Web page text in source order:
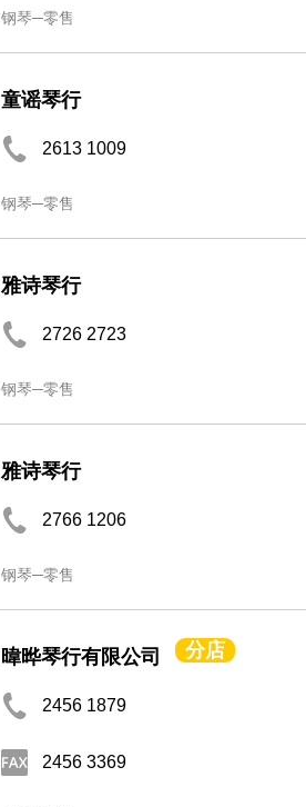
钢琴─零售
童谣琴行
2613 1009
钢琴─零售
雅诗琴行
2726 2723
钢琴─零售
雅诗琴行
2766 1206
钢琴─零售
暐晔琴行有限公司 分店
2456 1879
2456 3369